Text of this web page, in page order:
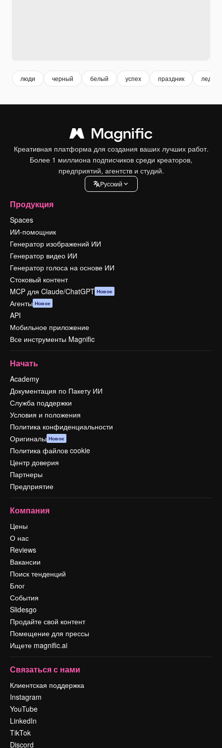
люди черный белый успех праздник леди
Креативная платформа для создания ваших лучших работ.
Более 1 миллиона подписчиков среди креаторов,
предприятий, агентств и студий.
Pусский
Продукция
Spaces
ИИ-помощник
Генератор изображений ИИ
Генератор видео ИИ
Генератор голоса на основе ИИ
Стоковый контент
MCP для Claude/ChatGPT Новое
Агенты Новое
API
Мобильное приложение
Все инструменты Magnific
Начать
Academy
Документация по Пакету ИИ
Служба поддержки
Условия и положения
Политика конфиденциальности
Оригиналы Новое
Политика файлов cookie
Центр доверия
Партнеры
Предприятие
Компания
Цены
О нас
Reviews
Вакансии
Поиск тенденций
Блог
События
Slidesgo
Продайте свой контент
Помещение для прессы
Ищете magnific.ai
Связаться с нами
Клиентская поддержка
Instagram
YouTube
LinkedIn
TikTok
Discord